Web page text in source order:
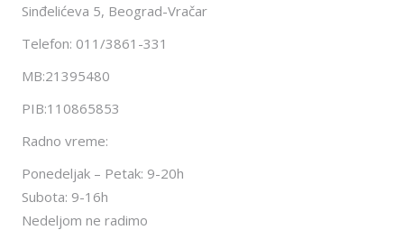
Sinđelićeva 5, Beograd-Vračar
Telefon: 011/3861-331
MB:21395480
PIB:110865853
Radno vreme:
Ponedeljak – Petak: 9-20h
Subota: 9-16h
Nedeljom ne radimo